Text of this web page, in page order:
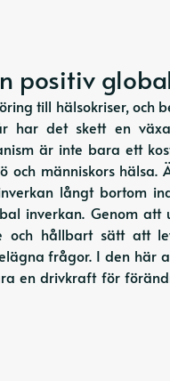
positiv
till hälsokriser, och
har det skett en
är inte bara ett
människors hälsa.
långt bortom
inverkan. Genom att
och hållbart sätt att
frågor. I den här
en drivkraft för